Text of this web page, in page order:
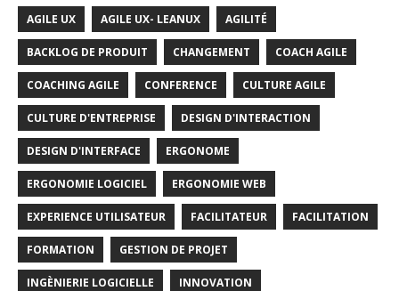
AGILE UX AGILE UX- LEANUX AGILITÉ
BACKLOG DE PRODUIT CHANGEMENT COACH AGILE
COACHING AGILE CONFERENCE CULTURE AGILE
CULTURE D'ENTREPRISE DESIGN D'INTERACTION
DESIGN D'INTERFACE ERGONOME
ERGONOMIE LOGICIEL ERGONOMIE WEB
EXPERIENCE UTILISATEUR FACILITATEUR FACILITATION
FORMATION GESTION DE PROJET
INGÈNIERIE LOGICIELLE INNOVATION